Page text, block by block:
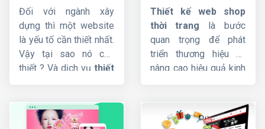
của bạn và khách hàng
tiềm năng, giúp bạn
bứt phá doanh số và
khẳng định vị thế trên
thị trường.
xây dựng chuyên
nghiệp, chuẩn SEO
Đối với ngành xây
dựng thì một website
là yếu tố cần thiết nhất.
Vậy tại sao nó cần
thiết ? Và dịch vụ thiết
đẳng cấp, tích hợp sẵn
Responsive, cấu trúc
trang đẹp, ấn
tượng, chuyên
nghiệp
Thiết kế web shop
thời trang là bước
quan trọng để phát
triển thương hiệu và
nâng cao hiệu quả kinh
cấp dịch vụ
thiet ke
web shop thoi trang